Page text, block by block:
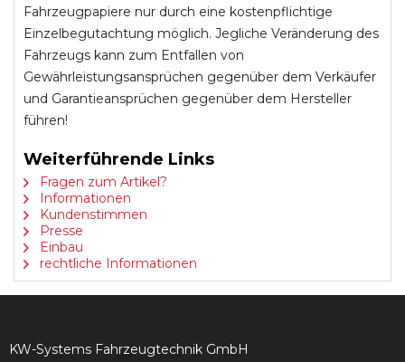
Fahrzeugpapiere nur durch eine kostenpflichtige
Einzelbegutachtung möglich. Jegliche Veränderung des
Fahrzeugs kann zum Entfallen von
Gewährleistungsansprüchen gegenüber dem Verkäufer
und Garantieansprüchen gegenüber dem Hersteller
führen!
Weiterführende Links
Fragen zum Artikel?
Informationen
Kundenstimmen
Presse
Einbau
rechtliche Informationen
KW-Systems Fahrzeugtechnik GmbH